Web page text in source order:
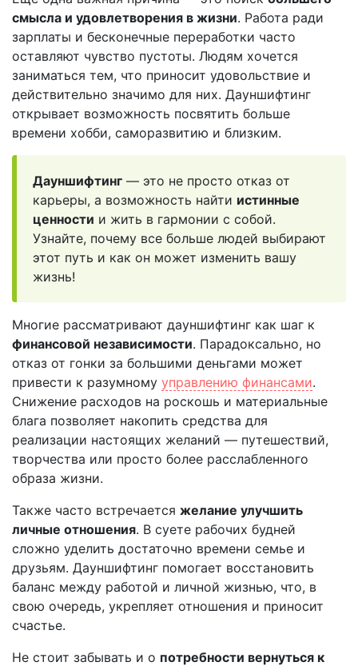
смысла и удовлетворения в жизни. Работа ради
зарплаты и бесконечные переработки часто
оставляют чувство пустоты. Людям хочется
заниматься тем, что приносит удовольствие и
действительно значимо для них. Дауншифтинг
открывает возможность посвятить больше
времени хобби, саморазвитию и близким.
Дауншифтинг — это не просто отказ от
карьеры, а возможность найти истинные
ценности и жить в гармонии с собой.
Узнайте, почему все больше людей выбирают
этот путь и как он может изменить вашу
жизнь!
Многие рассматривают дауншифтинг как шаг к
финансовой независимости. Парадоксально, но
отказ от гонки за большими деньгами может
привести к разумному управлению финансами.
Снижение расходов на роскошь и материальные
блага позволяет накопить средства для
реализации настоящих желаний — путешествий,
творчества или просто более расслабленного
образа жизни.
Также часто встречается желание улучшить
личные отношения. В суете рабочих будней
сложно уделить достаточно времени семье и
друзьям. Дауншифтинг помогает восстановить
баланс между работой и личной жизнью, что, в
свою очередь, укрепляет отношения и приносит
счастье.
Не стоит забывать и о потребности вернуться к